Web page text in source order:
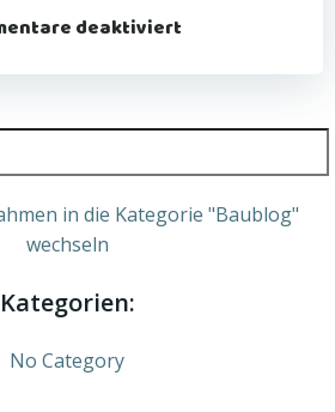
navigation
deaktiviert
in die Kategorie "Baublog"
wechseln
Kategorien:
No Category